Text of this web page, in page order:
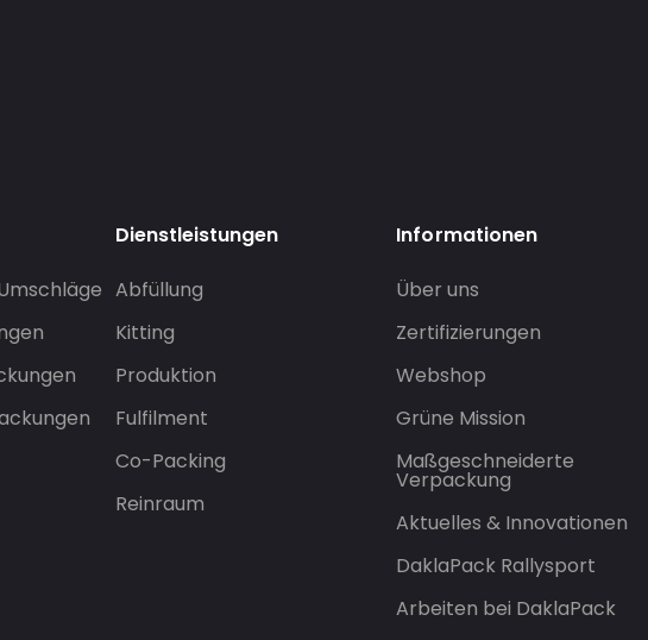
Dienstleistungen
Abfüllung
Kitting
Produktion
Fulfilment
Co-Packing
Reinraum
Informationen
Über uns
Zertifizierungen
Webshop
Grüne Mission
Maßgeschneiderte
Verpackung
Aktuelles & Innovationen
DaklaPack Rallysport
Arbeiten bei DaklaPack